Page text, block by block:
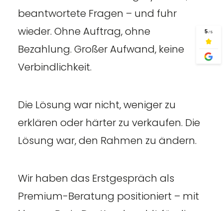
beantwortete Fragen – und fuhr
wieder. Ohne Auftrag, ohne
Bezahlung. Großer Aufwand, keine
Verbindlichkeit.
Die Lösung war nicht, weniger zu
erklären oder härter zu verkaufen. Die
Lösung war, den Rahmen zu ändern.
Wir haben das Erstgespräch als
Premium-Beratung positioniert – mit